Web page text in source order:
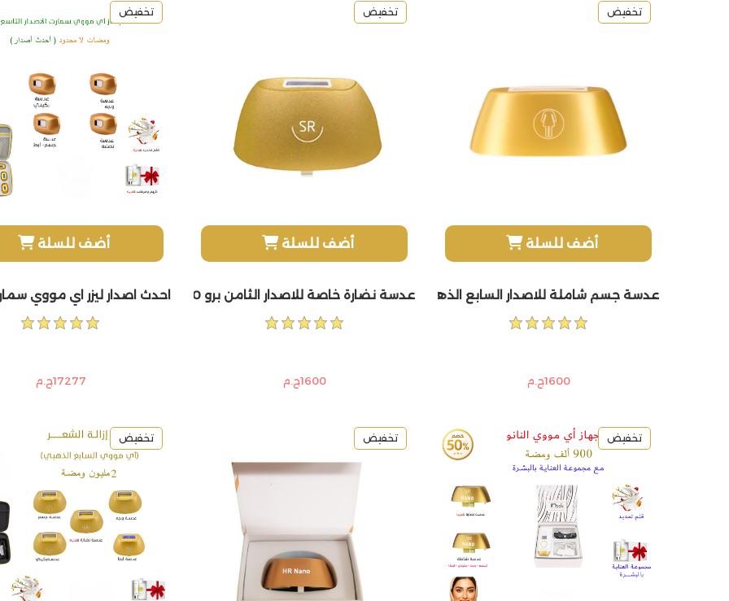
تخفيض
أضف للسلة
عدسة جسم شاملة للاصدار السابع الذهبي والسلفر
1600ج.م
تخفيض
أضف للسلة
عدسة نضارة خاصة للاصدار الثامن برو 500 الف ومضة
1600ج.م
تخفيض
أضف للسلة
احدث اصدار ليزر اي مووي
17277ج.م
تخفيض تخفيض تخفيض